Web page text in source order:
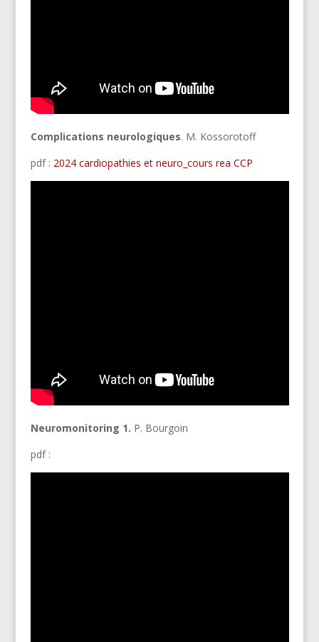
Complications neurologiques. M. Kossorotoff
pdf : 2024 cardiopathies et neuro_cours rea CCP
Neuromonitoring 1. P. Bourgoin
pdf :